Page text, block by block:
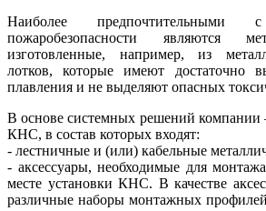
Наиболее
пожаробезопасности являются
изготовленные, например, из
лотков, которые имеют достаточно
плавления и не выделяют опасных
В основе системных решений компании
КНС, в состав которых входят:
- лестничные и (или) кабельные
- аксессуары, необходимые для
месте установки КНС. В качестве
различные наборы монтажных